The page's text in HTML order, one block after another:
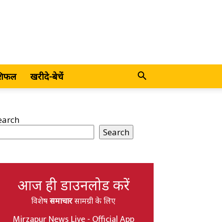
खरीदे-बेचें
Search
आज ही डाउनलोड करें
विशेषसमाचारसामग्री के लिए